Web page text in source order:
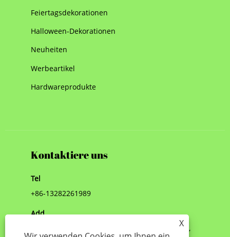
Feiertagsdekorationen
Halloween-Dekorationen
Neuheiten
Werbeartikel
Hardwareprodukte
Kontaktiere uns
Tel
+86-13282261989
Add
Kangcheng Sunshine Building, Bezirk Yinzhou,
X